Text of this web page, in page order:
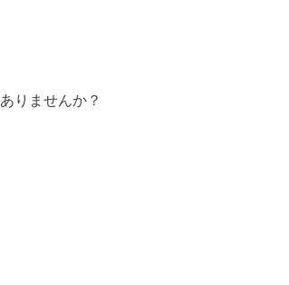
りませんか？